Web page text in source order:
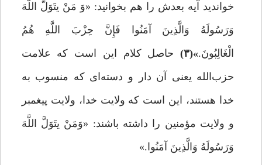
خواندید آیه بعدش را هم بخوانید: «وَ مَنْ یتَوَلَّ اللَّهَ
وَرَسُولَهُ وَالَّذِینَ آمَنُوا فَإِنَّ حِزْبَ اللَّهِ هُمُ
الْغَالِبُونَ.»(۳)
حاصل کلام این است که علامت
حزب‌الله یعنى آن دار و دسته‌‌اى که منسوب به
خدا هستند، این است که ولایت خدا، ولایت پیغمبر
و ولایت مؤمنین را داشته باشند: «وَمَنْ یتَوَلَّ اللَّهَ
وَرَسُولَهُ وَالَّذِینَ آمَنُوا.»